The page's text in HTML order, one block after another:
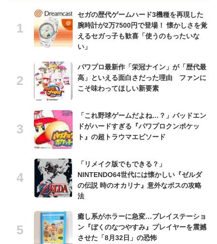
セガの歴代ゲームハード3機種を再現した
腕時計が2万7500円で登場！ 懐かしさを覚
えるセガっ子も歓喜「使うのもったいな
い」
パワプロ最新作「栄冠ナイン」が「歴代最
高」といえる面白さだった理由 ファンに
こそ味わってほしい新要素
「これ野球ゲームだよね…？」バッドエン
ドがハードすぎる『パワプロクンポケッ
ト』の超トラウマエピソード
「リメイク版でもできる？」
NINTENDO64世代には懐かしい『ゼルダ
の伝説 時のオカリナ』意外なボスの攻略
法
癒し系がホラーに急変…プレイステーショ
ン『ぼくのなつやすみ』プレイヤーを震撼
させた「8月32日」の恐怖